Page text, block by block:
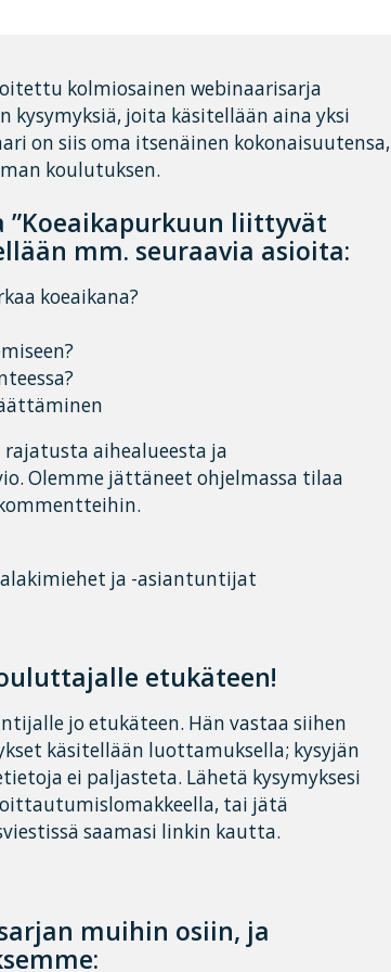
kolmiosainen webinaarisarja
kysymyksiä, joita käsitellään aina yksi
on siis oma itsenäinen kokonaisuutensa,
koulutuksen.
”Koeaikapurkuun liittyvät
mm. seuraavia asioita:
koeaikana?
aihealueesta ja
Olemme jättäneet ohjelmassa tilaa
ja -asiantuntijat
etukäteen!
jo etukäteen. Hän vastaa siihen
käsitellään luottamuksella; kysyjän
ei paljasteta. Lähetä kysymyksesi
tai jätä
saamasi linkin kautta.
muihin osiin, ja